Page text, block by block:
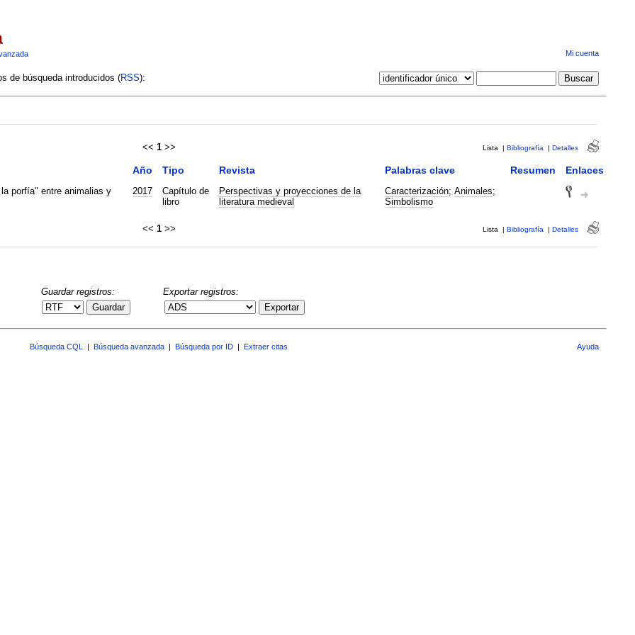
Mi cuenta
de búsqueda introducidos (RSS):
<< 1 >> Lista | Bibliografía | Detalles
Año Tipo Revista Palabras clave Resumen Enlaces
porfía" entre animalias y
2017
Capítulo de
libro
Perspectivas y proyecciones de la
literatura medieval
Caracterización; Animales;
Simbolismo
<< 1 >> Lista | Bibliografía | Detalles
Guardar registros:
Guardar
Exportar registros:
Exportar
Búsqueda CQL Búsqueda avanzada Búsqueda por ID Extraer citas Ayuda